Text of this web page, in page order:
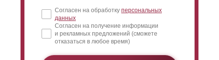
Согласен на обработку персональных
данных
Согласен на получение информации
и рекламных предложений (сможете
отказаться в любое время)